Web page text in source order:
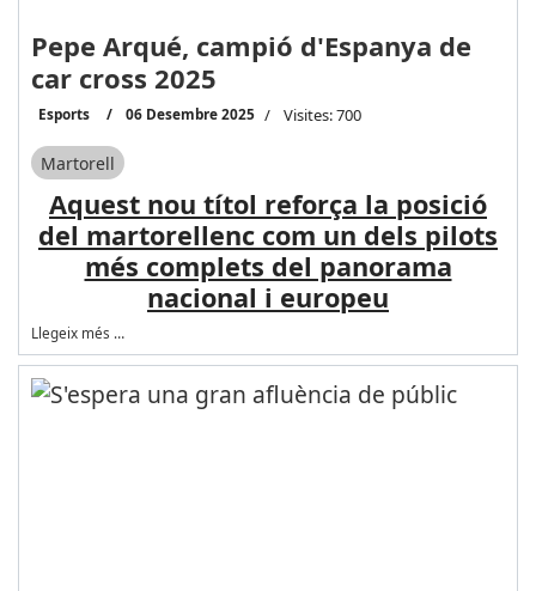
Pepe Arqué, campió d'Espanya de
car cross 2025
Esports 06 Desembre 2025 Visites: 700
Martorell
Aquest nou títol reforça la posició
del martorellenc com un dels pilots
més complets del panorama
nacional i europeu
Llegeix més …